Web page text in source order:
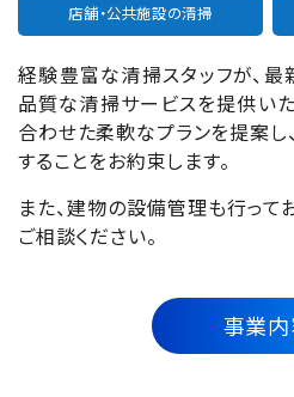
店舗・公共施設の清掃
経験豊富な清掃スタッフが、
品質な清掃サービスを提供い
合わせた柔軟なプランを提案
することをお約束します。
また、建物の設備管理も行って
ご相談ください。
事業